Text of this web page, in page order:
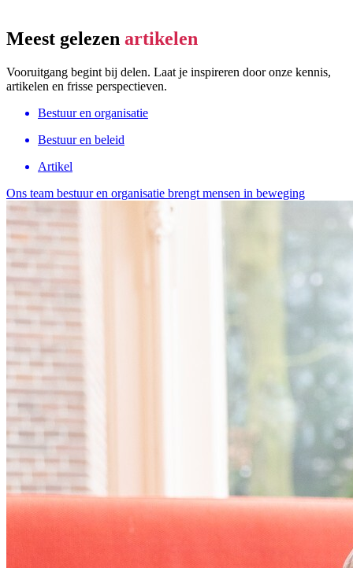
Meest gelezen artikelen
Vooruitgang begint bij delen. Laat je inspireren door onze kennis,
artikelen en frisse perspectieven.
Bestuur en organisatie
Bestuur en beleid
Artikel
Ons team bestuur en organisatie brengt mensen in beweging